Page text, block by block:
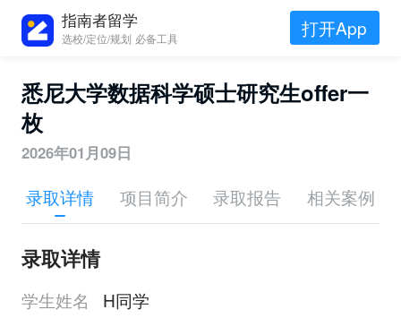
指南者留学
选校/定位/规划 必备工具 打开App
悉尼大学数据科学硕士研究生offer一
枚
2026年01月09日
录取详情 项目简介 录取报告 相关案例
录取详情
学生姓名
H同学